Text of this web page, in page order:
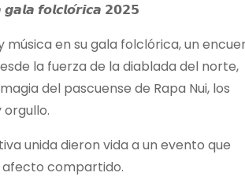
𝙛𝙤𝙡𝙘𝙡𝙤́𝙧𝙞𝙘𝙖 𝟮𝟬𝟮𝟱
música en su gala folclórica, un
la fuerza de la diablada del norte,
del pascuense de Rapa Nui, los
unida dieron vida a un evento que
afecto compartido.